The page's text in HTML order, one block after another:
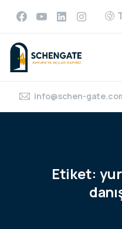
info@schen-
Etiket: